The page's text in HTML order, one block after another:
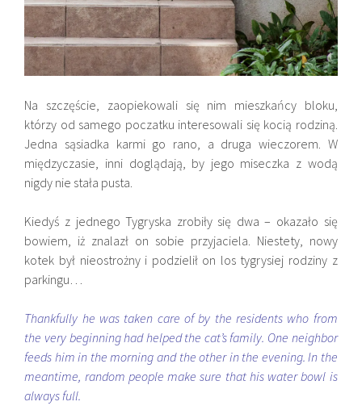
Na szczęście, zaopiekowali się nim mieszkańcy bloku,
którzy od samego poczatku interesowali się kocią rodziną.
Jedna sąsiadka karmi go rano, a druga wieczorem. W
międzyczasie, inni doglądają, by jego miseczka z wodą
nigdy nie stała pusta.
Kiedyś z jednego Tygryska zrobiły się dwa – okazało się
bowiem, iż znalazł on sobie przyjaciela. Niestety, nowy
kotek był nieostrożny i podzielił on los tygrysiej rodziny z
parkingu…
Thankfully he was taken care of by the residents who from
the very beginning had helped the cat’s family. One neighbor
feeds him in the morning and the other in the evening. In the
meantime, random people make sure that his water bowl is
always full.